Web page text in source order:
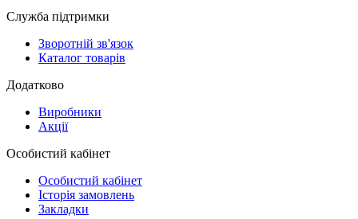
Служба підтримки
Зворотній зв'язок
Каталог товарів
Додатково
Виробники
Акції
Особистий кабінет
Особистий кабінет
Історія замовлень
Закладки